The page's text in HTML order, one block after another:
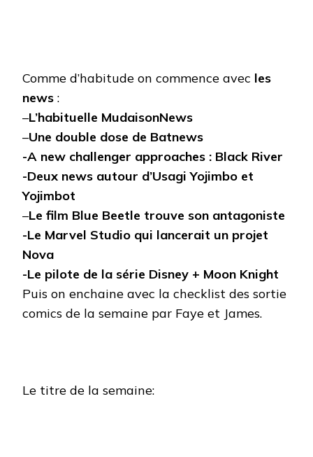
Comme d’habitude on commence avec les
news :
–L’habituelle MudaisonNews
–Une double dose de Batnews
-A new challenger approaches : Black River
-Deux news autour d’Usagi Yojimbo et
Yojimbot
–Le film Blue Beetle trouve son antagoniste
-Le Marvel Studio qui lancerait un projet
Nova
-Le pilote de la série Disney + Moon Knight
Puis on enchaine avec la checklist des sortie
comics de la semaine par Faye et James.
Le titre de la semaine: